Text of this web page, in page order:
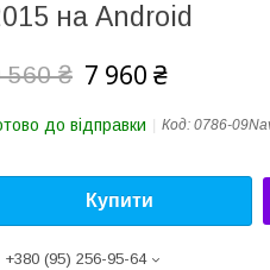
на Android
560 ₴ 7 960 ₴
до відправки Код: 0786-
Купити
+380 (95) 256-95-64